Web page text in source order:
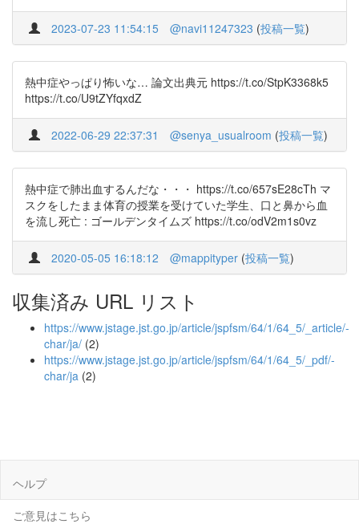
2023-07-23 11:54:15 @navi11247323 (投稿一覧)
熱中症やっぱり怖いな… 論文出典元 https://t.co/StpK3368k5
https://t.co/U9tZYfqxdZ
2022-06-29 22:37:31 @senya_usualroom (投稿一覧)
熱中症で肺出血するんだな・・・ https://t.co/657sE28cTh マ
スクをしたまま体育の授業を受けていた学生、口と鼻から血
を流し死亡 : ゴールデンタイムズ https://t.co/odV2m1s0vz
2020-05-05 16:18:12 @mappityper (投稿一覧)
収集済み URL リスト
https://www.jstage.jst.go.jp/article/jspfsm/64/1/64_5/_article/-
char/ja/ (2)
https://www.jstage.jst.go.jp/article/jspfsm/64/1/64_5/_pdf/-
char/ja (2)
ヘルプ
ご意見はこちら